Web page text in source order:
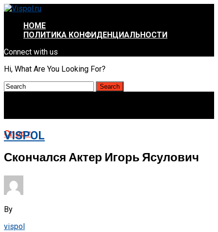
HOME
ПОЛИТИКА КОНФИДЕНЦИАЛЬНОСТИ
Connect with us
Hi, What Are You Looking For?
VISPOL
Спорт
Скончался Актер Игорь Ясулович
By
vispol